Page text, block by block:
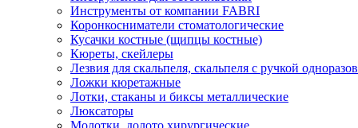
Инструменты от компании FABRI
Коронкосниматели стоматологические
Кусачки костные (щипцы костные)
Кюреты, скейлеры
Лезвия для скальпеля, скальпеля с ручкой
Ложки кюретажные
Лотки, стаканы и биксы металлические
Люксаторы